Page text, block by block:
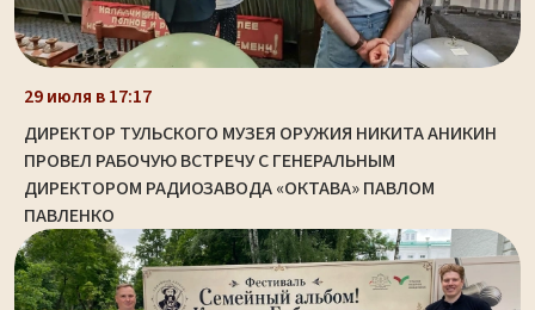
29 июля в 17:17
ДИРЕКТОР ТУЛЬСКОГО МУЗЕЯ ОРУЖИЯ НИКИТА АНИКИН
ПРОВЕЛ РАБОЧУЮ ВСТРЕЧУ С ГЕНЕРАЛЬНЫМ
ДИРЕКТОРОМ РАДИОЗАВОДА «ОКТАВА» ПАВЛОМ
ПАВЛЕНКО